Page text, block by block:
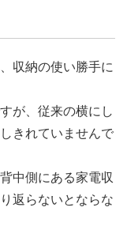
収納の使い勝手に
が、従来の横にし
きれていませんで
中側にある家電収
返らないとならな